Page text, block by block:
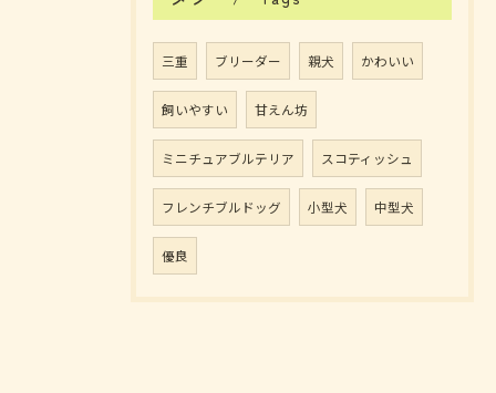
三重 ブリーダー 親犬 かわいい
飼いやすい 甘えん坊
ミニチュアブルテリア スコティッシュ
フレンチブルドッグ 小型犬 中型犬
優良